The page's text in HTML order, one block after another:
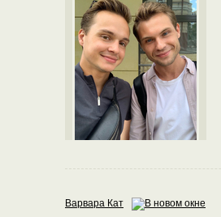
Варвара Кат